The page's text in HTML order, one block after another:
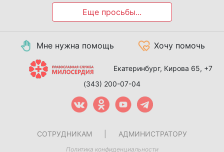
Еще просьбы...
Мне нужна помощь Хочу помочь
Екатеринбург, Кирова 65, +7
(343) 200-07-04
СОТРУДНИКАМ АДМИНИСТРАТОРУ
Политика конфиденциальности